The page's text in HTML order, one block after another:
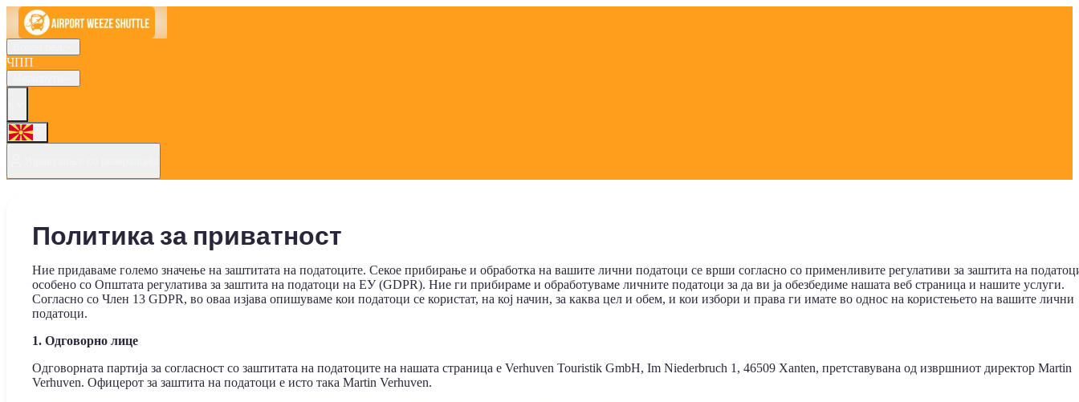
ЧПП
Политика за приватност
Ние придаваме големо значење на заштитата на податоците. Секое прибирање и обработка на вашите лични податоци се врши согласно со применливите регулативи за заштита на
особено со Општата регулатива за заштита на податоци на ЕУ (GDPR). Ние ги прибирaме и обработуваме личните податоци за да ви ја обезбедиме нашата веб страница и нашите услуги.
Согласно со Член 13 GDPR, во оваа изјава опишуваме кои податоци се користат, на кој начин, за каква цел и обем, и кои избори и права ги имате во однос на користењето на вашите лични
податоци.
1. Одговорно лице
Одговорната партија за согласност со заштитата на податоците на нашата страница е Verhuven Touristik GmbH, Im Niederbruch 1, 46509 Xanten, претставувана од извршниот директор Martin
Verhuven. Офицерот за заштита на податоци е исто така Martin Verhuven.